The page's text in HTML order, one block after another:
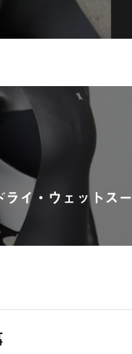
ライ・ウェットスー